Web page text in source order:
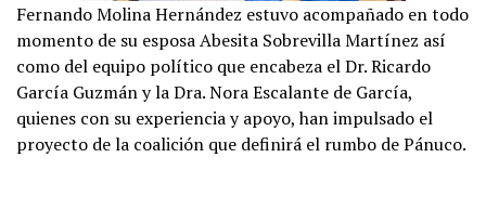
Fernando Molina Hernández estuvo acompañado en todo
momento de su esposa Abesita Sobrevilla Martínez así
como del equipo político que encabeza el Dr. Ricardo
García Guzmán y la Dra. Nora Escalante de García,
quienes con su experiencia y apoyo, han impulsado el
proyecto de la coalición que definirá el rumbo de Pánuco.